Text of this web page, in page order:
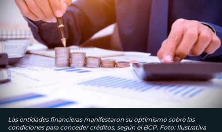
Las entidades financieras manifestaron su optimismo sobre las
condiciones para conceder créditos, según el BCP. Foto: Ilustrativa